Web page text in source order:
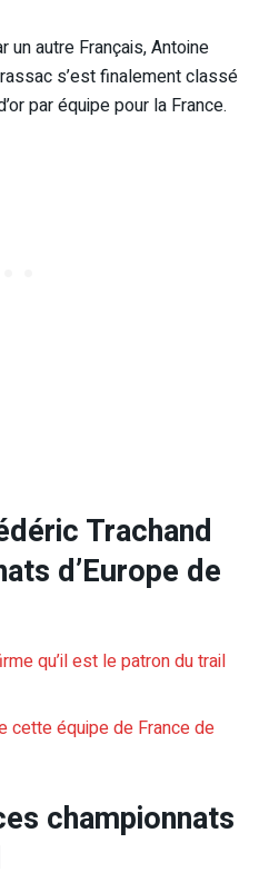
autre Français, Antoine
s’est finalement classé
par équipe pour la France.
Trachand
d’Europe de
qu’il est le patron du trail
cette équipe de France de
championnats